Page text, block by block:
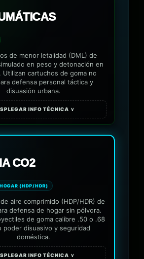
de menor letalidad (DML) de
en peso y detonación en
Utilizan cartuchos de goma no
defensa personal táctica y
disuasión urbana.
INFO TÉCNICA ∨
CO2
(HDP/HDR)
aire comprimido (HDP/HDR) de
defensa de hogar sin pólvora.
de goma calibre .50 o .68
poder disuasivo y seguridad
doméstica.
INFO TÉCNICA ∨